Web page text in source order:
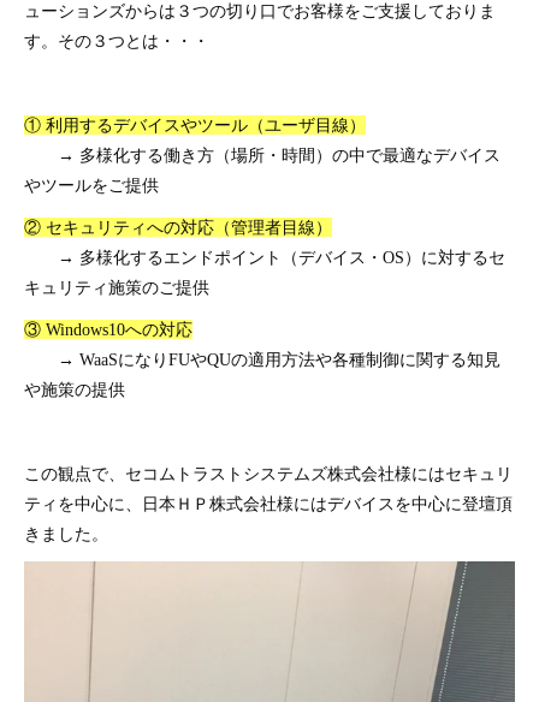
ューションズからは３つの切り口でお客様をご支援しておりま
す。その３つとは・・・
① 利用するデバイスやツール（ユーザ目線）
→ 多様化する働き方（場所・時間）の中で最適なデバイス
やツールをご提供
② セキュリティへの対応（管理者目線）
→ 多様化するエンドポイント（デバイス・OS）に対するセ
キュリティ施策のご提供
③ Windows10への対応
→ WaaSになりFUやQUの適用方法や各種制御に関する知見
や施策の提供
この観点で、セコムトラストシステムズ株式会社様にはセキュリ
ティを中心に、日本ＨＰ株式会社様にはデバイスを中心に登壇頂
きました。